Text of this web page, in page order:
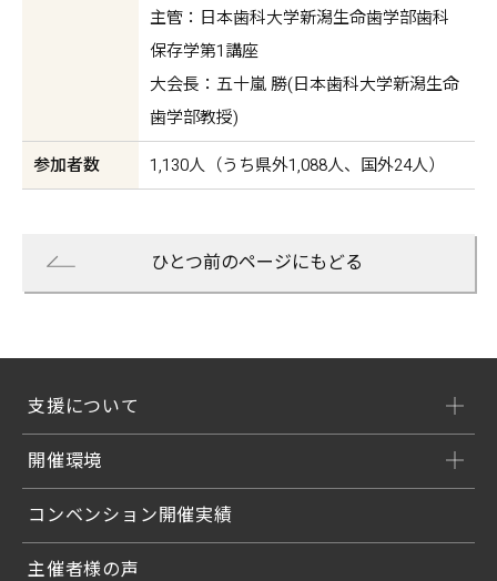
主管：日本歯科大学新潟生命歯学部歯科
保存学第1講座
大会長：五十嵐 勝(日本歯科大学新潟生命
歯学部教授)
参加者数 1,130人（うち県外1,088人、国外24人）
ひとつ前のページにもどる
支援について
開催環境
コンベンション開催実績
主催者様の声